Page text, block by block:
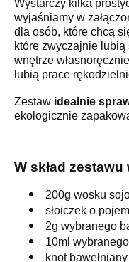
Wystarczy kilka
wyjaśniamy w
dla osób, które chcą
które zwyczajnie
wnętrze
lubią prace
Zestaw idealnie
ekologicznie
W skład
200g wosku
słoiczek o
2g wybranego
10ml
knot